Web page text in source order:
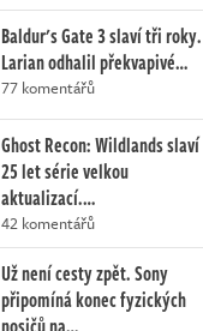
Baldur's Gate 3 slaví tři roky.
Larian odhalil překvapivé…
77 komentářů
Ghost Recon: Wildlands slaví
25 let série velkou
aktualizací.…
42 komentářů
Už není cesty zpět. Sony
připomíná konec fyzických